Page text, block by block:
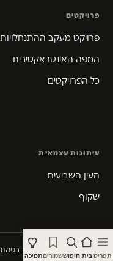
תפריטבית חיפוששמוריםתמיכה
פרויקטים
פרויקט מעקב ההתנחלויות
המפה האינטראקטיבית
כל הפרויקטים
עיתונות עצמאית
העין השביעית
שקוף
© 2026 המקום הכי חם בגיהנום · עיתונות עצמאית חוקרת